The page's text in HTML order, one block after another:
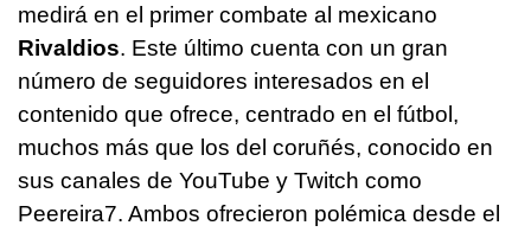
medirá en el primer combate al mexicano
Rivaldios. Este último cuenta con un gran
número de seguidores interesados en el
contenido que ofrece, centrado en el fútbol,
muchos más que los del coruñés, conocido en
sus canales de YouTube y Twitch como
Peereira7. Ambos ofrecieron polémica desde el